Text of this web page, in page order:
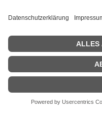
Lenovo Foundation
Support -
Arbeitszeit und
(30 x 4 TB NLSAS
Lenovo Foundation Service